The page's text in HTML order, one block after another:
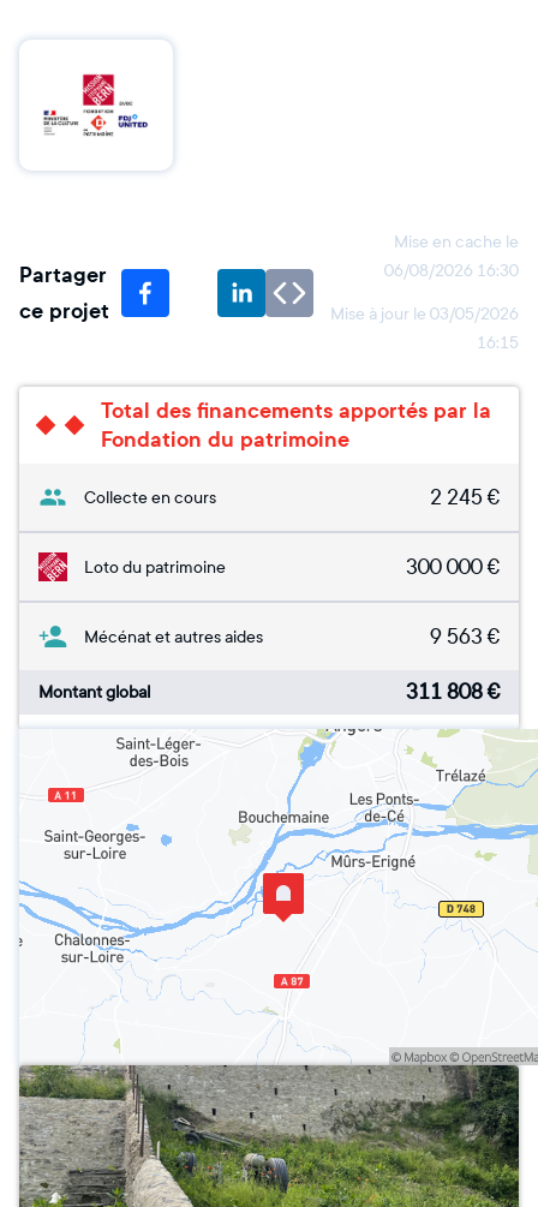
Partager
ce projet
Mise en cache le
06/08/2026 16:30
Mise à jour le 03/05/2026
16:15
Total des financements apportés par la
Fondation du patrimoine
Collecte en cours 2 245 €
Loto du patrimoine 300 000€
Mécénat et autres aides 9 563 €
Montant global 311 808€